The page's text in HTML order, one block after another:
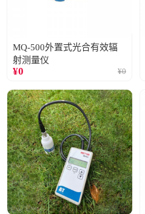
MQ-500外置式光合有效辐
射测量仪
¥0 ¥0